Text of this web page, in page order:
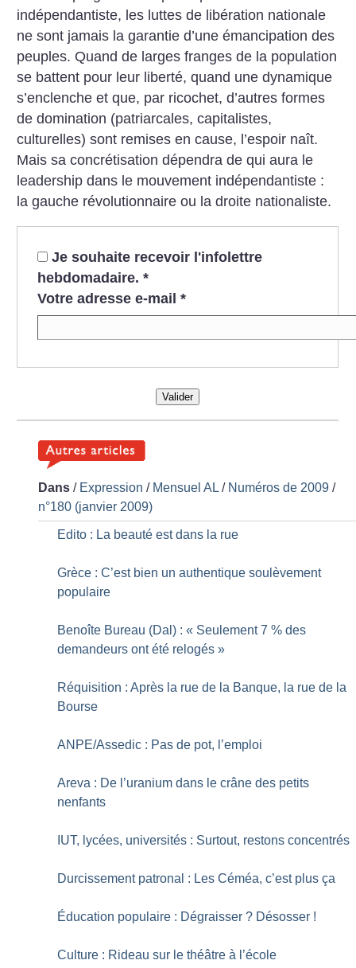
indépendantiste, les luttes de libération nationale
ne sont jamais la garantie d’une émancipation des
peuples. Quand de larges franges de la population
se battent pour leur liberté, quand une dynamique
s’enclenche et que, par ricochet, d’autres formes
de domination (patriarcales, capitalistes,
culturelles) sont remises en cause, l’espoir naît.
Mais sa concrétisation dépendra de qui aura le
leadership dans le mouvement indépendantiste :
la gauche révolutionnaire ou la droite nationaliste.
Je souhaite recevoir l'infolettre
hebdomadaire. *
Votre adresse e-mail *
Valider
Dans / Expression / Mensuel AL / Numéros de 2009 /
n°180 (janvier 2009)
Edito : La beauté est dans la rue
Grèce : C’est bien un authentique soulèvement
populaire
Benoîte Bureau (Dal) : « Seulement 7 % des
demandeurs ont été relogés »
Réquisition : Après la rue de la Banque, la rue de la
Bourse
ANPE/Assedic : Pas de pot, l’emploi
Areva : De l’uranium dans le crâne des petits
nenfants
IUT, lycées, universités : Surtout, restons concentrés
Durcissement patronal : Les Céméa, c’est plus ça
Éducation populaire : Dégraisser ? Désosser !
Culture : Rideau sur le théâtre à l’école